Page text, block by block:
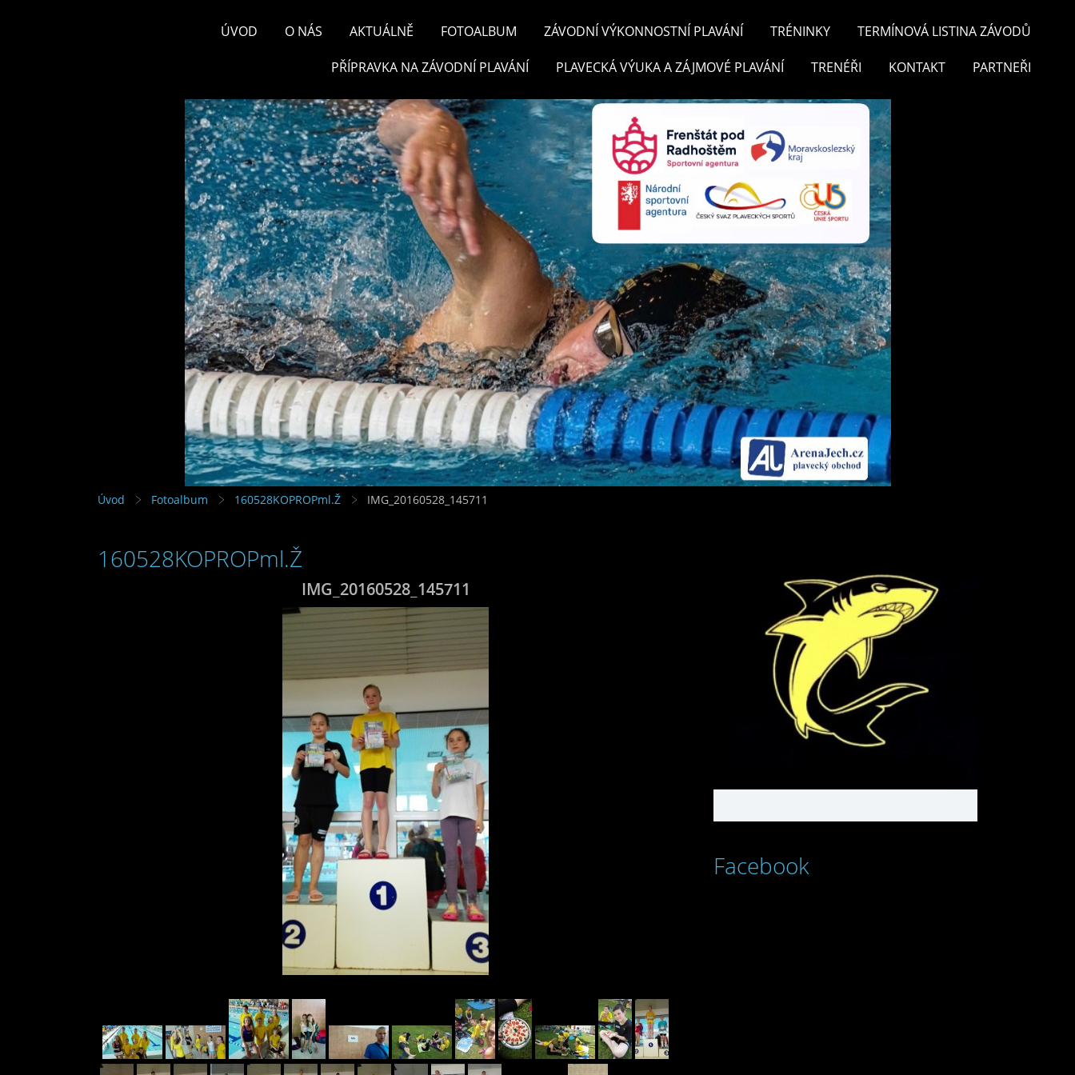
ÚVOD O NÁS AKTUÁLNĚ FOTOALBUM ZÁVODNÍ VÝKONNOSTNÍ PLAVÁNÍ TRÉNINKY TERMÍNOVÁ LISTINA ZÁVODŮ
PŘÍPRAVKA NA ZÁVODNÍ PLAVÁNÍ PLAVECKÁ VÝUKA A ZÁJMOVÉ PLAVÁNÍ TRENÉŘI KONTAKT PARTNEŘI
Úvod Fotoalbum 160528KOPROPml.Ž IMG_20160528_145711
160528KOPROPml.Ž
IMG_20160528_145711
Facebook